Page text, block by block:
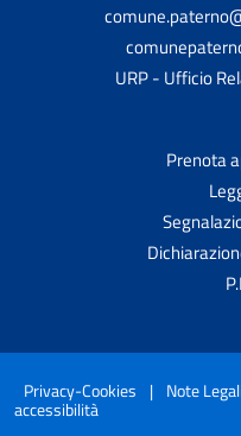
URP - Ufficio
Prenota
Privacy-Cookies | Note Legali
accessibilità